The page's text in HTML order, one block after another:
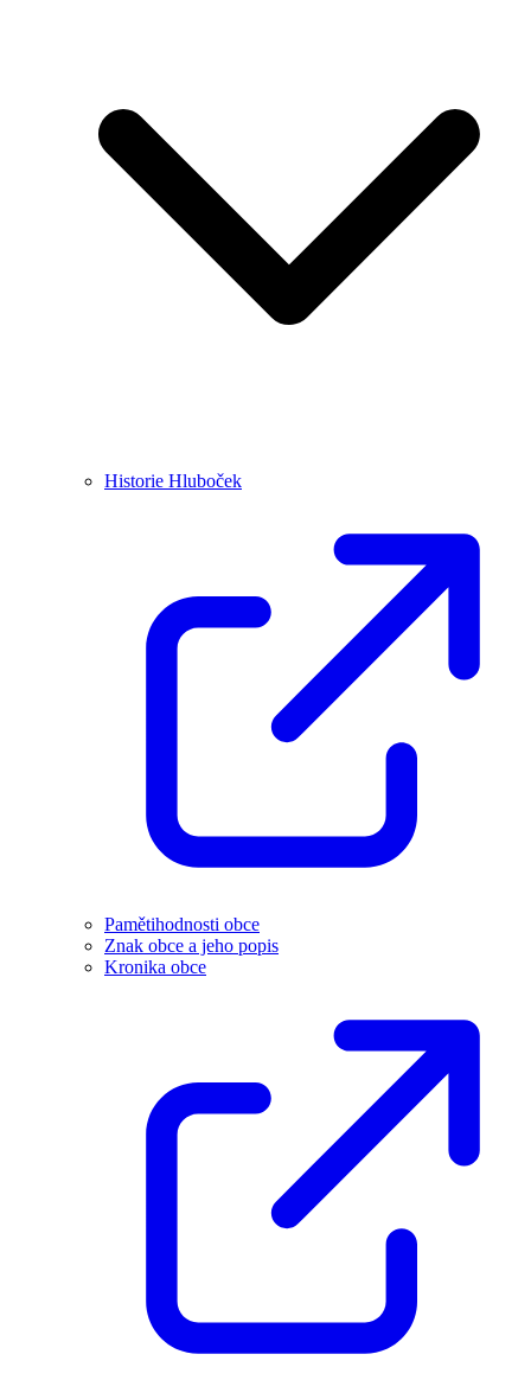
Historie Hluboček
Pamětihodnosti obce
Znak obce a jeho popis
Kronika obce